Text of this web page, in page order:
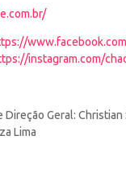
instagram.com/
Direção Geral: Christian
Lima